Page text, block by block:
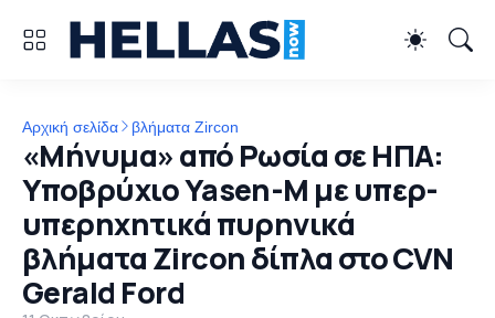
Αρχική σελίδα βλήματα Zircon
«Μήνυμα» από Ρωσία σε ΗΠΑ:
Υποβρύχιο Yasen-M με υπερ-
υπερηχητικά πυρηνικά
βλήματα Zircon δίπλα στο CVN
Gerald Ford